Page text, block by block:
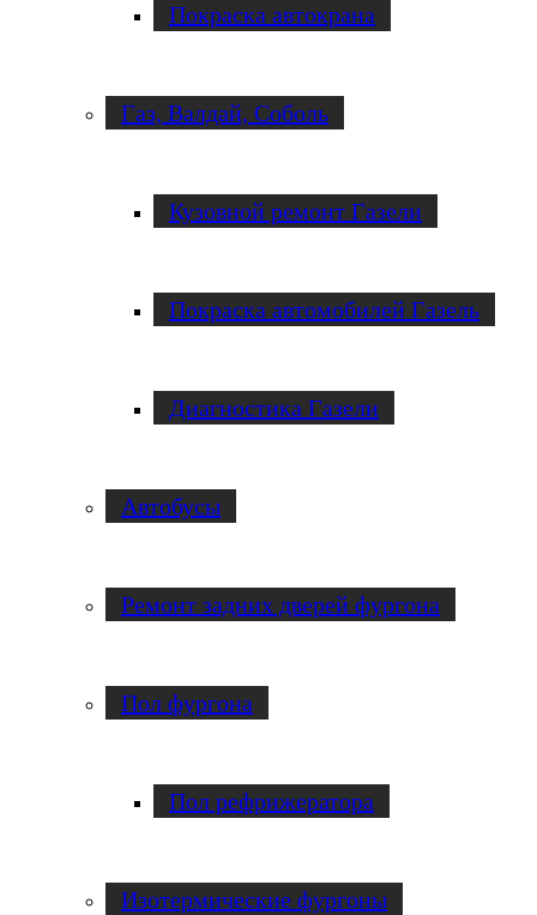
Покраска автокрана
Газ, Валдай, Соболь
Кузовной ремонт Газели
Покраска автомобилей Газель
Диагностика Газели
Автобусы
Ремонт задних дверей фургона
Пол фургона
Пол рефрижератора
Изотермические фургоны